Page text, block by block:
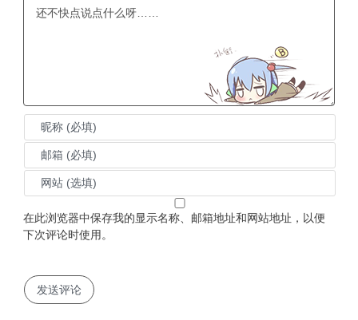
在此浏览器中保存我的显示名称、邮箱地址和网站地址，以便
下次评论时使用。